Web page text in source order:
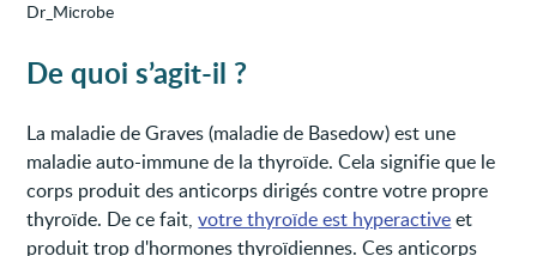
Dr_Microbe
De quoi s’agit-il ?
La maladie de Graves (maladie de Basedow) est une
maladie auto-immune de la thyroïde. Cela signifie que le
corps produit des anticorps dirigés contre votre propre
thyroïde. De ce fait,votre thyroïde est hyperactiveet
produit trop d'hormones thyroïdiennes. Ces anticorps